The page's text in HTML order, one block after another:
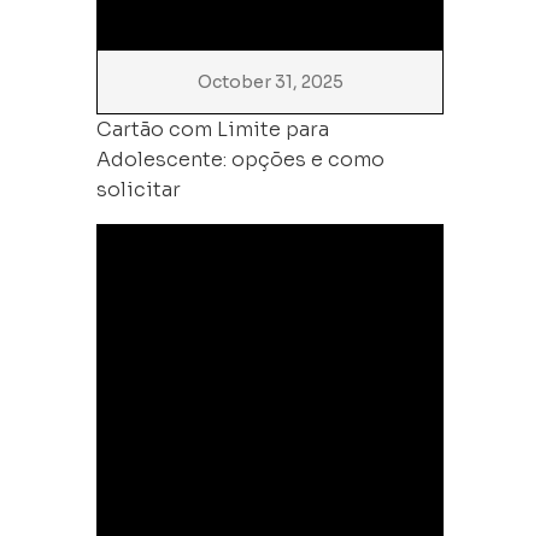
October 31, 2025
Cartão com Limite para
Adolescente: opções e como
solicitar